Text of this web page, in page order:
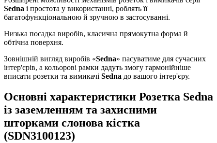
Sedna і простота у використанні, роблять її
багатофункціональною й зручною в застосуванні.
Низька посадка виробів, класична прямокутна форма й
обтічна поверхня.
Зовнішній вигляд виробів «Sedna» пасуватиме для сучасних
інтер'єрів, а кольорові рамки дадуть змогу гармонійніше
вписати розетки та вимикачі Sedna до вашого інтер'єру.
Основні характеристики Розетка Sedna
із заземленням та захисними
шторками слонова кістка
(SDN3100123)